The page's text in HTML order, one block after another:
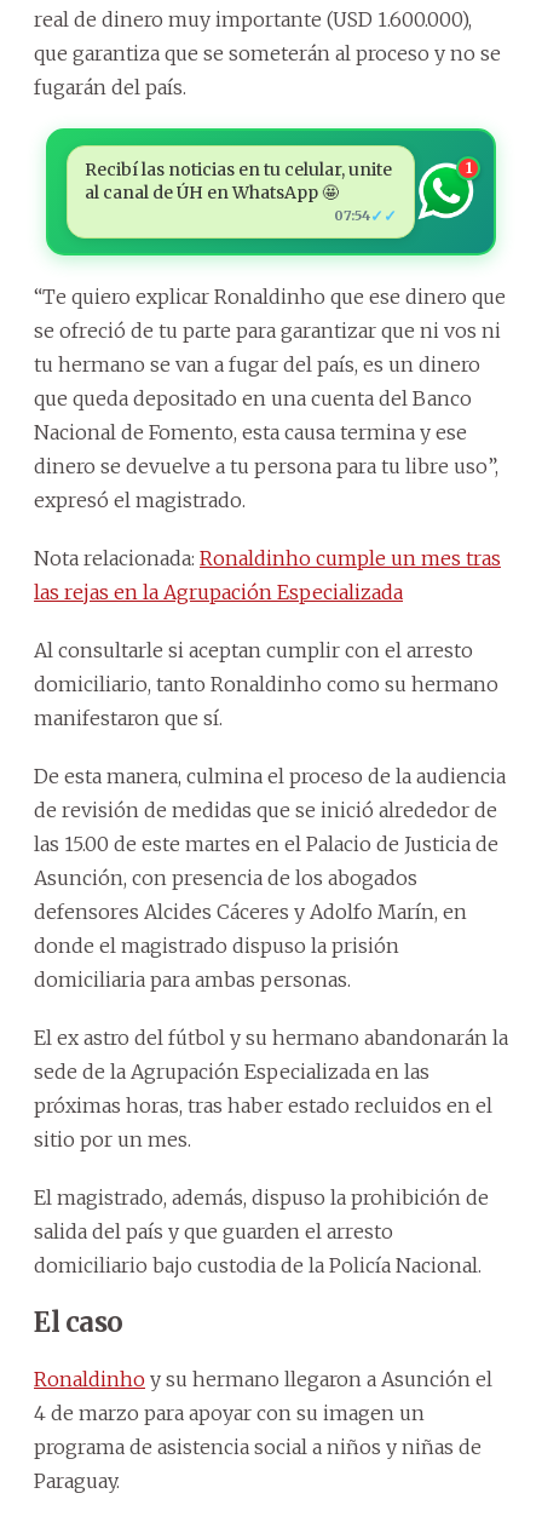
real de dinero muy importante (USD 1.600.000),
que garantiza que se someterán al proceso y no se
fugarán del país.
Recibí las noticias en tu celular, unite
al canal de ÚH en WhatsApp 🤩
07:54✓✓
1
“Te quiero explicar Ronaldinho que ese dinero que
se ofreció de tu parte para garantizar que ni vos ni
tu hermano se van a fugar del país, es un dinero
que queda depositado en una cuenta del Banco
Nacional de Fomento, esta causa termina y ese
dinero se devuelve a tu persona para tu libre uso”,
expresó el magistrado.
Nota relacionada: Ronaldinho cumple un mes tras
las rejas en la Agrupación Especializada
Al consultarle si aceptan cumplir con el arresto
domiciliario, tanto Ronaldinho como su hermano
manifestaron que sí.
De esta manera, culmina el proceso de la audiencia
de revisión de medidas que se inició alrededor de
las 15.00 de este martes en el Palacio de Justicia de
Asunción, con presencia de los abogados
defensores Alcides Cáceres y Adolfo Marín, en
donde el magistrado dispuso la prisión
domiciliaria para ambas personas.
El ex astro del fútbol y su hermano abandonarán la
sede de la Agrupación Especializada en las
próximas horas, tras haber estado recluidos en el
sitio por un mes.
El magistrado, además, dispuso la prohibición de
salida del país y que guarden el arresto
domiciliario bajo custodia de la Policía Nacional.
El caso
Ronaldinho y su hermano llegaron a Asunción el
4 de marzo para apoyar con su imagen un
programa de asistencia social a niños y niñas de
Paraguay.